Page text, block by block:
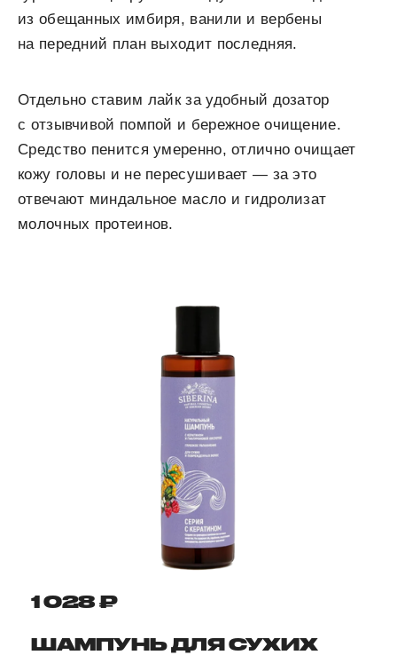
из обещанных имбиря, ванили и вербены
на передний план выходит последняя.
Отдельно ставим лайк за удобный дозатор
с отзывчивой помпой и бережное очищение.
Средство пенится умеренно, отлично очищает
кожу головы и не пересушивает — за это
отвечают миндальное масло и гидролизат
молочных протеинов.
1 028 ₽
ШАМПУНЬ ДЛЯ СУХИХ